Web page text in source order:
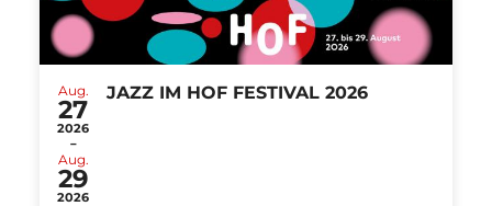
Aug.
27
2026
-
Aug.
29
2026
JAZZ IM HOF FESTIVAL 2026